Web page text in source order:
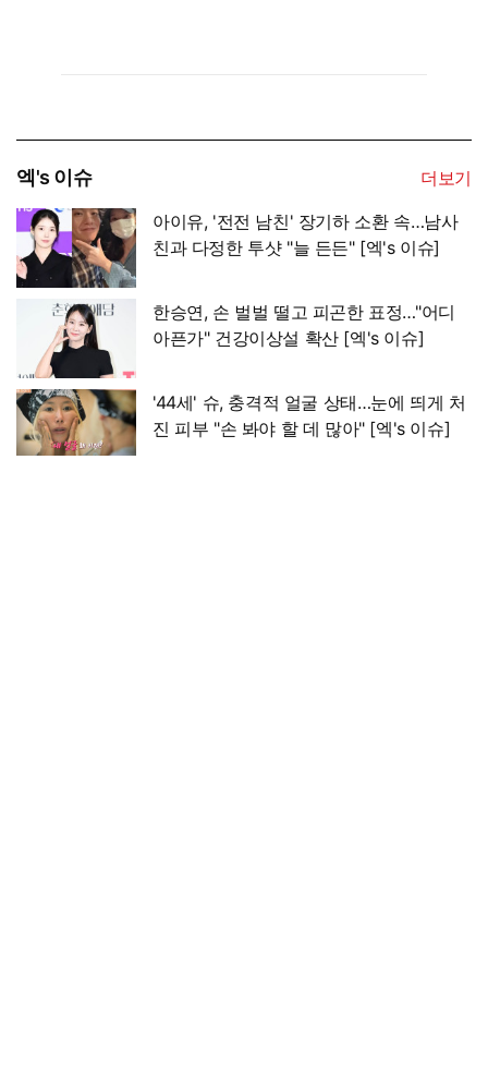
엑's 이슈
더보기
아이유, '전전 남친' 장기하 소환 속…남사
친과 다정한 투샷 "늘 든든" [엑's 이슈]
한승연, 손 벌벌 떨고 피곤한 표정…"어디
아픈가" 건강이상설 확산 [엑's 이슈]
'44세' 슈, 충격적 얼굴 상태…눈에 띄게 처
진 피부 "손 봐야 할 데 많아" [엑's 이슈]